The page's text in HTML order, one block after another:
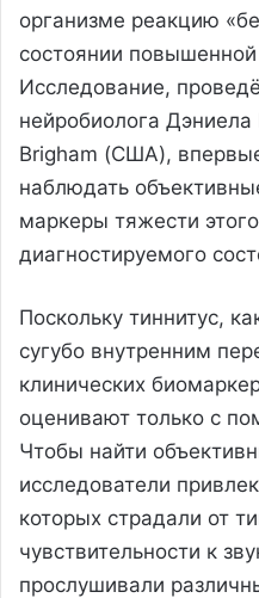
организме реакцию
состоянии повышенной
Исследование,
нейробиолога
Brigham (США),
наблюдать
маркеры тяжести
диагностируемого
Поскольку тиннитус,
сугубо внутренним
клинических
оценивают только с
Чтобы найти
исследователи
которых страдали от
чувствительности к
прослушивали